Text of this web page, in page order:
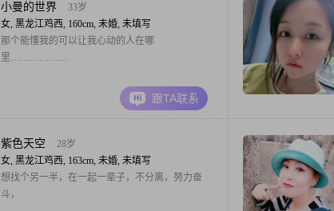
小曼的世界
33岁
女, 黑龙江鸡西, 160cm, 未婚, 未填写
那个能懂我的可以让我心动的人在哪
里………………
跟TA联系
紫色天空
28岁
女, 黑龙江鸡西, 163cm, 未婚, 未填写
想找个另一半，在一起一辈子，不分离，努力奋
斗，